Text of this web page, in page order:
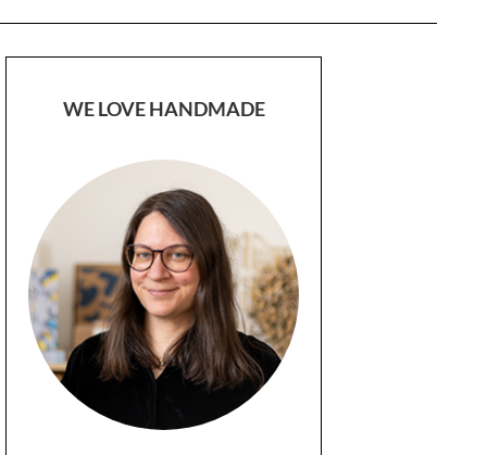
WE LOVE HANDMADE